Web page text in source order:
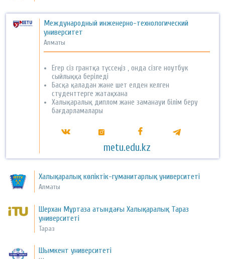
Международный инженерно-технологический
университет
Алматы
Егер сіз грантқа түссеңіз , онда сізге ноутбук
сыйлыққа беріледі
Басқа қаладан және шет елден келген
студенттерге жатақхана
Халықаралық диплом және заманауи білім беру
бағдарламалары
metu.edu.kz
Халықаралық көліктік-гуманитарлық университеті
Алматы
Шерхан Мұртаза атындағы Халықаралық Тараз
университеті
Тараз
Шымкент университеті